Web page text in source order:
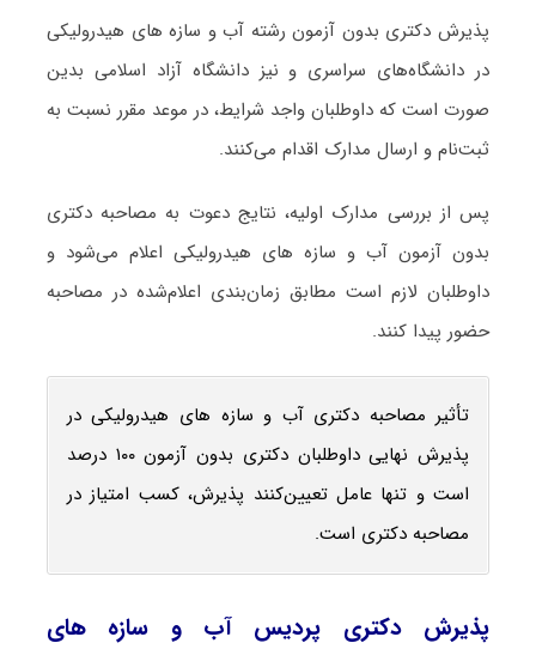
پذیرش دکتری بدون آزمون رشته آب و سازه‎‌ های هیدرولیکی
در دانشگاه‌های سراسری و نیز دانشگاه آزاد اسلامی بدین
صورت است که داوطلبان واجد شرایط، در موعد مقرر نسبت به
ثبت‌نام و ارسال مدارک اقدام می‌کنند.
پس از بررسی مدارک اولیه، نتایج دعوت به مصاحبه دکتری
بدون آزمون آب و سازه‎‌ های هیدرولیکی اعلام می‌شود و
داوطلبان لازم است مطابق زمان‌بندی اعلام‌شده در مصاحبه
حضور پیدا کنند.
تأثیر مصاحبه دکتری آب و سازه‎‌ های هیدرولیکی در
پذیرش نهایی داوطلبان دکتری بدون آزمون ۱۰۰ درصد
است و تنها عامل تعیین‌کنند پذیرش، کسب امتیاز در
مصاحبه دکتری است.
پذیرش دکتری پردیس آب و سازه‎‌ های